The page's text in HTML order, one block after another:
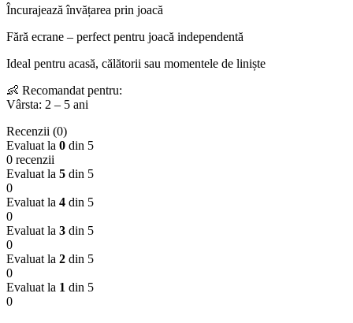
Încurajează învățarea prin joacă
Fără ecrane – perfect pentru joacă independentă
Ideal pentru acasă, călătorii sau momentele de liniște
👶 Recomandat pentru:
Vârsta: 2 – 5 ani
Recenzii (0)
Evaluat la 0 din 5
0 recenzii
Evaluat la 5 din 5
0
Evaluat la 4 din 5
0
Evaluat la 3 din 5
0
Evaluat la 2 din 5
0
Evaluat la 1 din 5
0